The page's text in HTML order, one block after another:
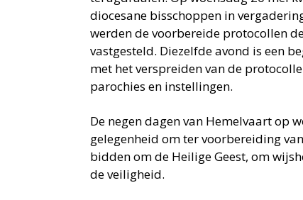
diocesane bisschoppen in
werden de voorbereide protocollen
vastgesteld. Diezelfde avond is een
met het verspreiden van de
parochies en instellingen.
De negen dagen van Hemelvaart op
gelegenheid om ter voorbereiding
bidden om de Heilige Geest, om
de veiligheid.